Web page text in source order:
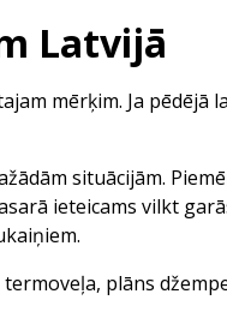
Latvijā
mērķim. Ja pēdējā
situācijām.
ieteicams vilkt
plāns